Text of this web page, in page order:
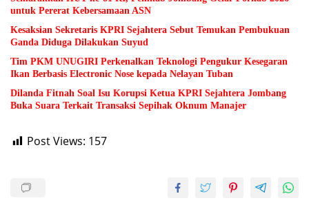
untuk Pererat Kebersamaan ASN
Kesaksian Sekretaris KPRI Sejahtera Sebut Temukan Pembukuan
Ganda Diduga Dilakukan Suyud
Tim PKM UNUGIRI Perkenalkan Teknologi Pengukur Kesegaran
Ikan Berbasis Electronic Nose kepada Nelayan Tuban
Dilanda Fitnah Soal Isu Korupsi Ketua KPRI Sejahtera Jombang
Buka Suara Terkait Transaksi Sepihak Oknum Manajer
Post Views: 157